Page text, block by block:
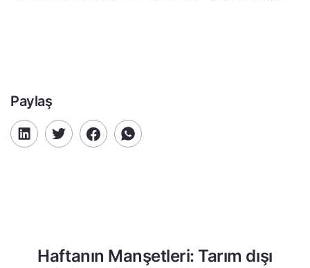
Paylaş
Haftanın Manşetleri: Tarım dışı